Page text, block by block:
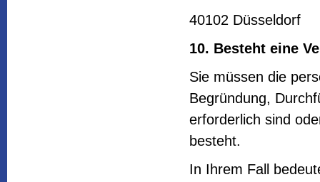
40102 Düsseldorf
10. Besteht eine
Sie müssen die
Begründung,
erforderlich sind
besteht.
In Ihrem Fall